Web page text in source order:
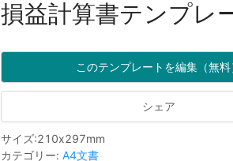
損益計算書テンプレ
このテンプレートを編集（無料
シェア
サイズ:210x297mm
カテゴリー: A4文書